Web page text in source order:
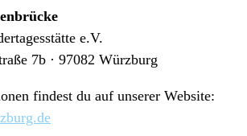
e.V.
7b · 97082 Würzburg
findest du auf unserer Website: